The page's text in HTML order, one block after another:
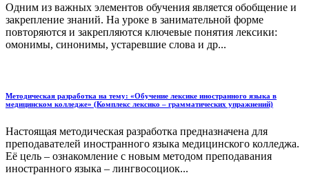
Одним из важных элементов обучения является обобщение и
закрепление знаний. На уроке в занимательной форме
повторяются и закрепляются ключевые понятия лексики:
омонимы, синонимы, устаревшие слова и др...
Методическая разработка на тему: «Обучение лексике иностранного языка в
медицинском колледже» (Комплекс лексико – грамматических упражнений)
Настоящая методическая разработка предназначена для
преподавателей иностранного языка медицинского колледжа.
Её цель – ознакомление с новым методом преподавания
иностранного языка – лингвосоциок...